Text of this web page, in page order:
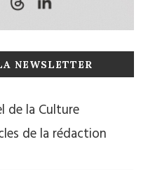
NEWSLETTER
de la Culture
de la rédaction